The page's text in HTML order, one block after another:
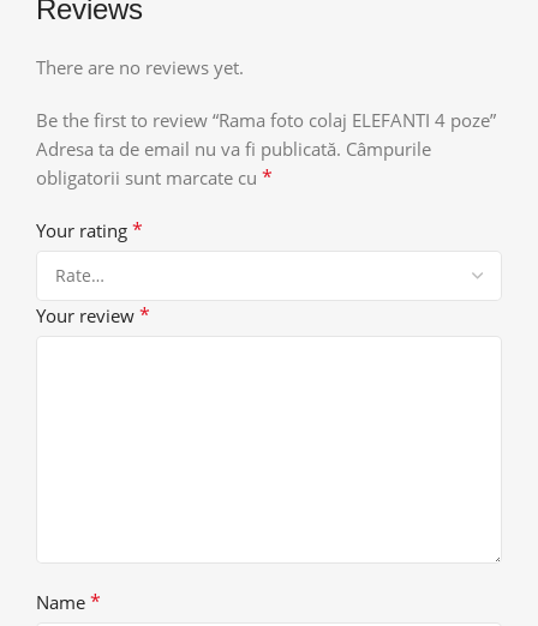
Reviews
There are no reviews yet.
Be the first to review “Rama foto colaj ELEFANTI 4 poze”
Adresa ta de email nu va fi publicată. Câmpurile
obligatorii sunt marcate cu *
Your rating *
Your review *
Name *